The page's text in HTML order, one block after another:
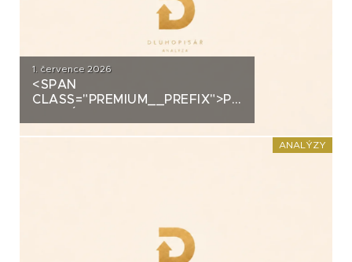
1. července 2026
<SPAN
CLASS="PREMIUM__PREFIX">PREMIUM</
ANALÝZY